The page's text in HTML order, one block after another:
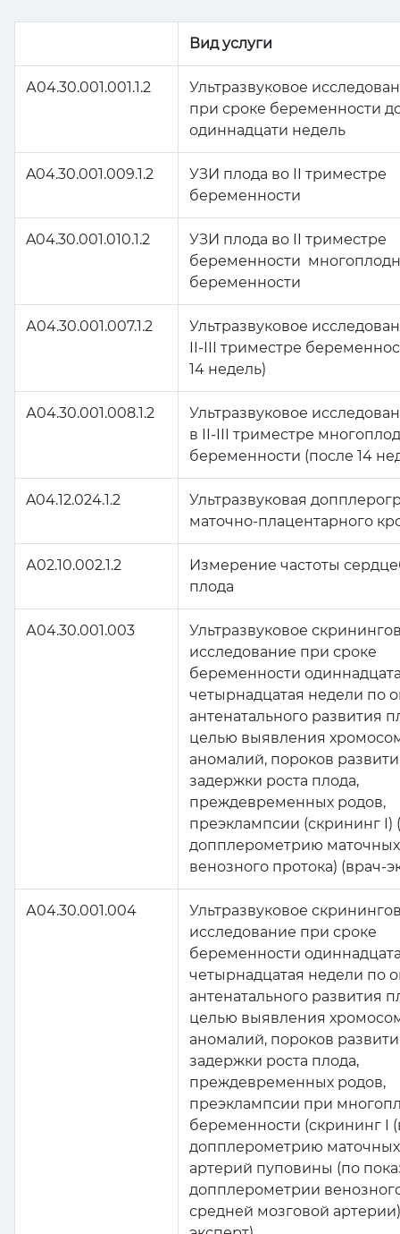
Вид услуги
А04.30.001.001.1.2
Ультразвуковое
при сроке беременности
одиннадцати недель
A04.30.001.009.1.2
УЗИ плода во II триместре
беременности
A04.30.001.010.1.2
УЗИ плода во II триместре
беременности
беременности
А04.30.001.007.1.2
Ультразвуковое
II-III триместре
14 недель)
А04.30.001.008.1.2
Ультразвуковое
в II-III триместре
беременности (после 14
A04.12.024.1.2
Ультразвуковая
маточно-плацентарного
А02.10.002.1.2
Измерение частоты
плода
А04.30.001.003
Ультразвуковое
исследование при сроке
беременности
четырнадцатая недели по
антенатального развития
целью выявления
аномалий, пороков
задержки роста плода,
преждевременных родов,
преэклампсии (скрининг I)
допплерометрию
венозного протока) (врач-
А04.30.001.004
Ультразвуковое
исследование при сроке
беременности
четырнадцатая недели по
антенатального развития
целью выявления
аномалий, пороков
задержки роста плода,
преждевременных родов,
преэклампсии при
беременности (скрининг I
допплерометрию
артерий пуповины (по
допплерометрии
средней мозговой